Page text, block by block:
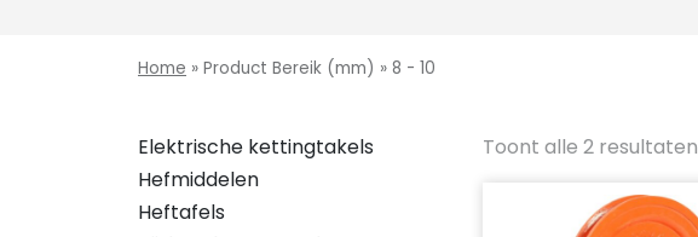
Home » Product Bereik (mm) » 8 - 10
Elektrische kettingtakels
Hefmiddelen
Heftafels
Toont alle 2 resultaten